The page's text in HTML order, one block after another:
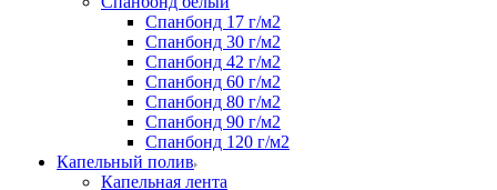
Спанбонд 17 г/м2
Спанбонд 30 г/м2
Спанбонд 42 г/м2
Спанбонд 60 г/м2
Спанбонд 80 г/м2
Спанбонд 90 г/м2
Спанбонд 120 г/м2
Капельный полив
Капельная лента